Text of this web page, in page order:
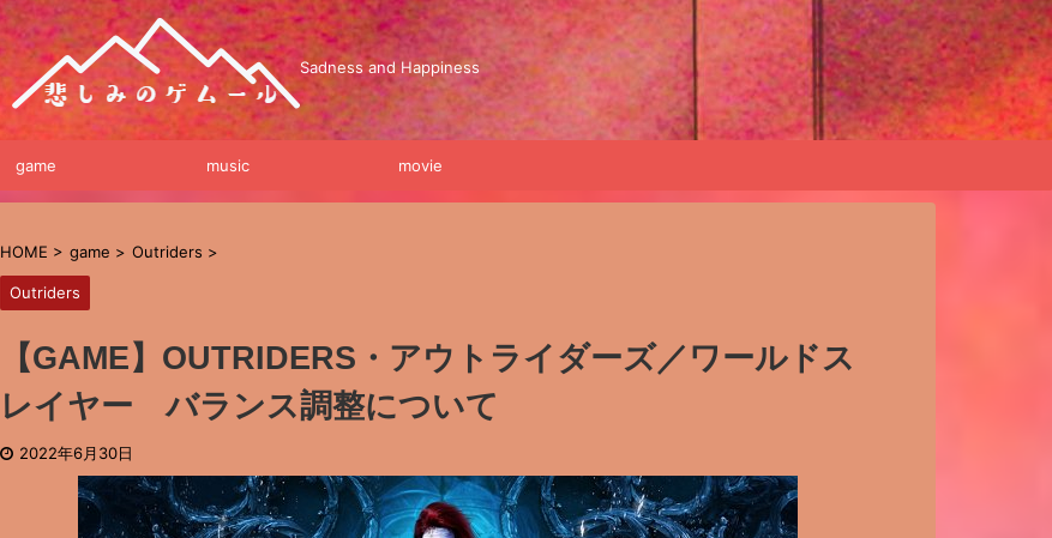
Sadness and Happiness
game music movie
HOME > game > Outriders >
Outriders
【GAME】OUTRIDERS・アウトライダーズ／ワールドス
レイヤー バランス調整について
2022年6月30日